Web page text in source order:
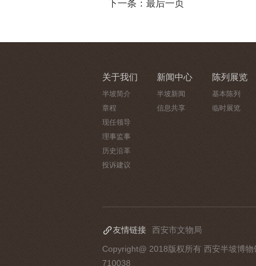
下一条：最后一页
关于我们
半坡简介
章程
现任领导
理事监事
历史沿革
投诉建议
新闻中心
半坡新闻
信息共享
陈列展览
基本陈列
临时展览
友情链接
西安市文物局
Copyright@ 2018版权所有 西安半坡博
710038